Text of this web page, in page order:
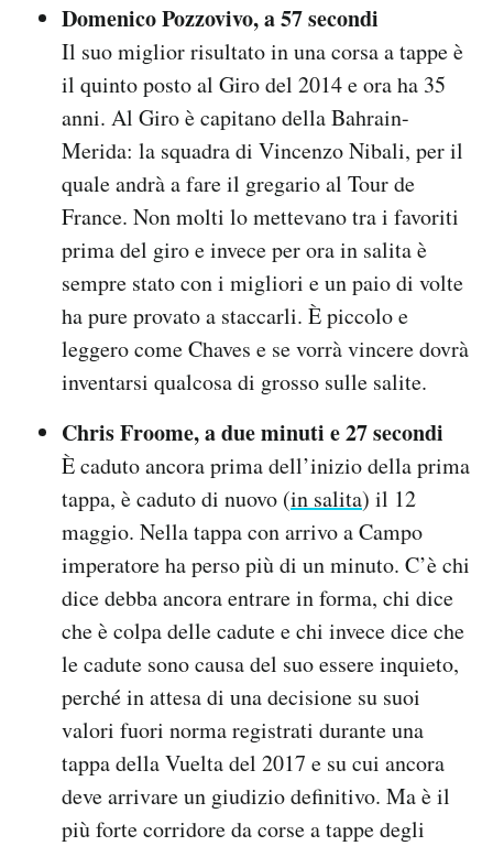
Domenico Pozzovivo, a 57 secondi
Il suo miglior risultato in una corsa a tappe è
il quinto posto al Giro del 2014 e ora ha 35
anni. Al Giro è capitano della Bahrain-
Merida: la squadra di Vincenzo Nibali, per il
quale andrà a fare il gregario al Tour de
France. Non molti lo mettevano tra i favoriti
prima del giro e invece per ora in salita è
sempre stato con i migliori e un paio di volte
ha pure provato a staccarli. È piccolo e
leggero come Chaves e se vorrà vincere dovrà
inventarsi qualcosa di grosso sulle salite.
Chris Froome, a due minuti e 27 secondi
È caduto ancora prima dell’inizio della prima
tappa, è caduto di nuovo (in salita) il 12
maggio. Nella tappa con arrivo a Campo
imperatore ha perso più di un minuto. C’è chi
dice debba ancora entrare in forma, chi dice
che è colpa delle cadute e chi invece dice che
le cadute sono causa del suo essere inquieto,
perché in attesa di una decisione su suoi
valori fuori norma registrati durante una
tappa della Vuelta del 2017 e su cui ancora
deve arrivare un giudizio definitivo. Ma è il
più forte corridore da corse a tappe degli